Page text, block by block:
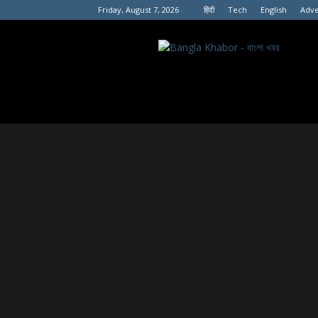
Friday, August 7, 2026 हिंदी Tech English
বাংলা